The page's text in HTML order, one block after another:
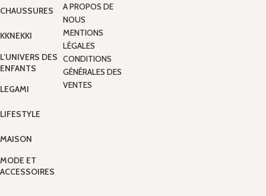
CHAUSSURES
KKNEKKI
L’UNIVERS DES
ENFANTS
LEGAMI
LIFESTYLE
MAISON
MODE ET
ACCESSOIRES
A PROPOS DE
NOUS
MENTIONS
LÉGALES
CONDITIONS
GÉNÉRALES DES
VENTES